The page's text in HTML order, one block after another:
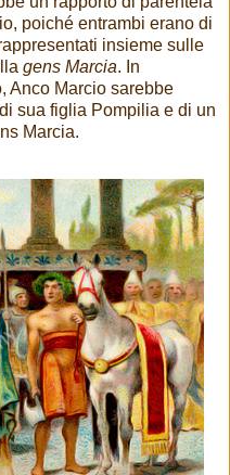
poiché entrambi erano di
insieme sulle
gens Marcia. In
Anco Marcio sarebbe
sua figlia Pompilia e di un
Marcia.